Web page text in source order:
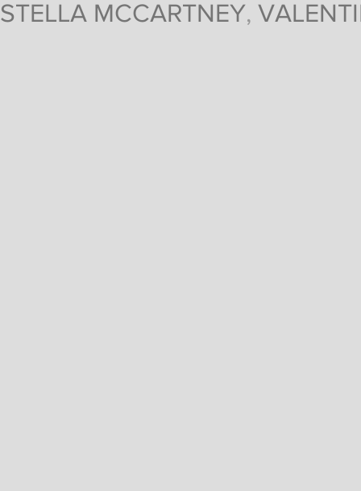
STELLA MCCARTNEY,